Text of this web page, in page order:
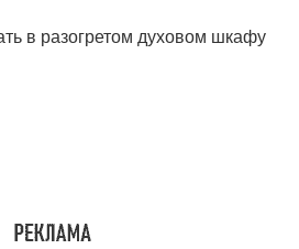
в разогретом духовом шкафу